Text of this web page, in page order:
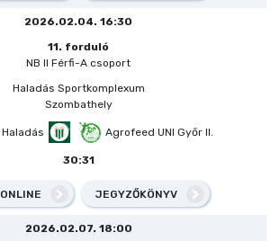
2026.02.04. 16:30
11. forduló
NB II Férfi-A csoport
Haladás Sportkomplexum
Szombathely
Haladás Agrofeed UNI Győr II.
30:31
ONLINE JEGYZŐKÖNYV
2026.02.07. 18:00